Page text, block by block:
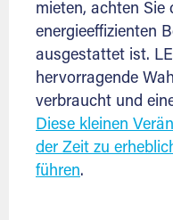
mieten, achten Sie
energieeffizienten
ausgestattet ist.
hervorragende
verbraucht und
Diese kleinen
der Zeit zu
führen.